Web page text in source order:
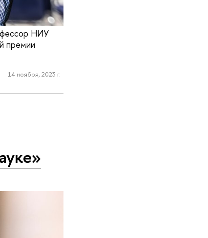
НИУ
премии
14 ноября, 2023 г.